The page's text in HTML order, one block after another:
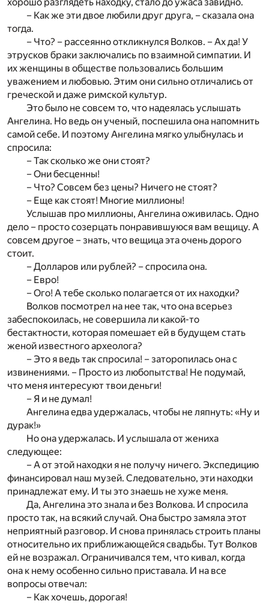
хорошо разглядеть находку, стало до ужаса завидно.
– Как же эти двое любили друг друга, – сказала она
тогда.
– Что? – рассеянно откликнулся Волков. – Ах да! У
этрусков браки заключались по взаимной симпатии. И
их женщины в обществе пользовались большим
уважением и любовью. Этим они сильно отличались от
греческой и даже римской культур.
Это было не совсем то, что надеялась услышать
Ангелина. Но ведь он ученый, поспешила она напомнить
самой себе. И поэтому Ангелина мягко улыбнулась и
спросила:
– Так сколько же они стоят?
– Они бесценны!
– Что? Совсем без цены? Ничего не стоят?
– Еще как стоят! Многие миллионы!
Услышав про миллионы, Ангелина оживилась. Одно
дело – просто созерцать понравившуюся вам вещицу. А
совсем другое – знать, что вещица эта очень дорого
стоит.
– Долларов или рублей? – спросила она.
– Евро!
– Ого! А тебе сколько полагается от их находки?
Волков посмотрел на нее так, что она всерьез
забеспокоилась, не совершила ли какой-то
бестактности, которая помешает ей в будущем стать
женой известного археолога?
– Это я ведь так спросила! – заторопилась она с
извинениями. – Просто из любопытства! Не подумай,
что меня интересуют твои деньги!
– Я и не думал!
Ангелина едва удержалась, чтобы не ляпнуть: «Ну и
дурак!»
Но она удержалась. И услышала от жениха
следующее:
– А от этой находки я не получу ничего. Экспедицию
финансировал наш музей. Следовательно, эти находки
принадлежат ему. И ты это знаешь не хуже меня.
Да, Ангелина это знала и без Волкова. И спросила
просто так, на всякий случай. Она быстро замяла этот
неприятный разговор. И снова принялась строить планы
относительно их приближающейся свадьбы. Тут Волков
ей не возражал. Ограничивался тем, что кивал, когда
она к нему особенно сильно приставала. И на все
вопросы отвечал:
– Как хочешь, дорогая!